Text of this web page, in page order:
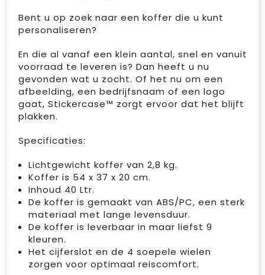
Bent u op zoek naar een koffer die u kunt
personaliseren?
En die al vanaf een klein aantal, snel en vanuit
voorraad te leveren is? Dan heeft u nu
gevonden wat u zocht. Of het nu om een
afbeelding, een bedrijfsnaam of een logo
gaat, Stickercase™ zorgt ervoor dat het blijft
plakken.
Specificaties:
Lichtgewicht koffer van 2,8 kg.
Koffer is 54 x 37 x 20 cm.
Inhoud 40 Ltr.
De koffer is gemaakt van ABS/PC, een sterk
materiaal met lange levensduur.
De koffer is leverbaar in maar liefst 9
kleuren.
Het cijferslot en de 4 soepele wielen
zorgen voor optimaal reiscomfort.